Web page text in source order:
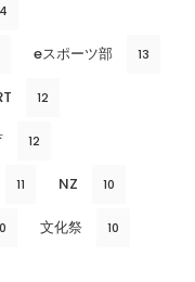
eスポーツ部 13
12
12
11 NZ 10
文化祭 10